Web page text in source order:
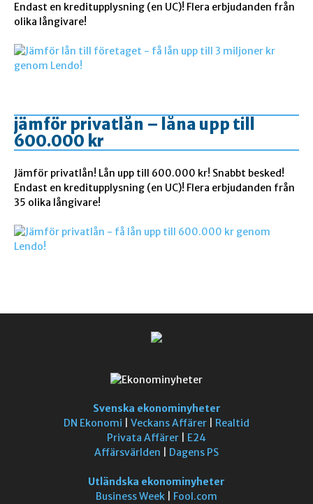
Endast en kreditupplysning (en UC)! Flera erbjudanden från
olika långivare!
jämför privatlån – låna upp till
600.000 kr
Jämför privatlån! Lån upp till 600.000 kr! Snabbt besked!
Endast en kreditupplysning (en UC)! Flera erbjudanden från
35 olika långivare!
Svenska ekonominyheter
DN Ekonomi
Veckans Affärer
Realtid
Privata Affärer
E24
Affärsvärlden
Dagens PS
Utländska ekonominyheter
Business Week
Fool.com